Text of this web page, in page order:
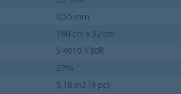
0,55 mm
180 cm x 32 cm
S 4010-Y30R
27%
5,18 m2 (9 pc)